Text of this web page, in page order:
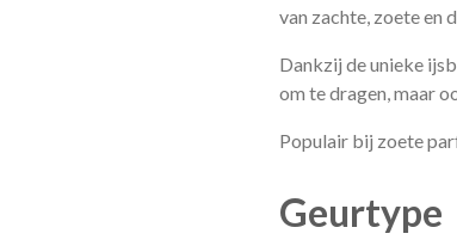
van zachte, zoete en
Dankzij de unieke
om te dragen, maar
Populair bij zoete
Geurtype